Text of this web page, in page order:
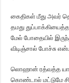
கைதிகள் மீது அவர்
தமது
மேல் போதையில்
விடிஞ்சால் போச்சு
லொஹான் ரத்வத்த யார்
கொண்டால் மட்டுமே